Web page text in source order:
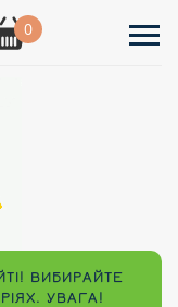
0
ВИБИРАЙТЕ
УВАГА!